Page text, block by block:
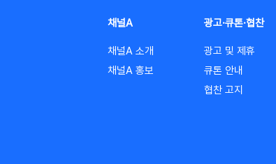
채널A
채널A 소개
채널A 홍보
광고·큐톤·협찬
광고 및 제휴
큐톤 안내
협찬 고지